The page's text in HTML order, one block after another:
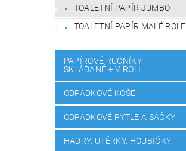
TOALETNÍ PAPÍR JUMBO
TOALETNÍ PAPÍR MALÉ ROLE
PAPÍROVÉ RUČNÍKY
SKLÁDANÉ + V ROLI
ODPADKOVÉ KOŠE
ODPADKOVÉ PYTLE A SÁČKY
HADRY, UTĚRKY, HOUBIČKY